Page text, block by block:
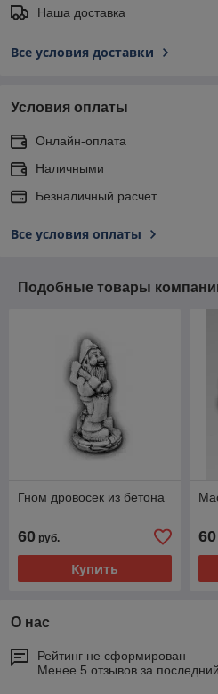
Наша доставка
Все условия доставки
Условия оплаты
Онлайн-оплата
Наличными
Безналичный расчет
Все условия оплаты
Подобные товары
Гном дровосек из бетона
60 руб.
Купить
60
О нас
Рейтинг не сформирован
Менее 5 отзывов за